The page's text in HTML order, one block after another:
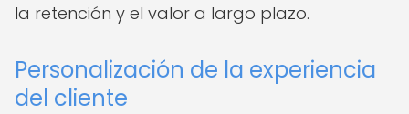
la retención y el valor a largo plazo.
Personalización de la experiencia
del cliente